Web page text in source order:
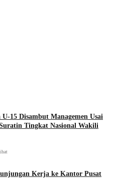
15 Disambut Managemen Usai
Tingkat Nasional Wakili
Kerja ke Kantor Pusat